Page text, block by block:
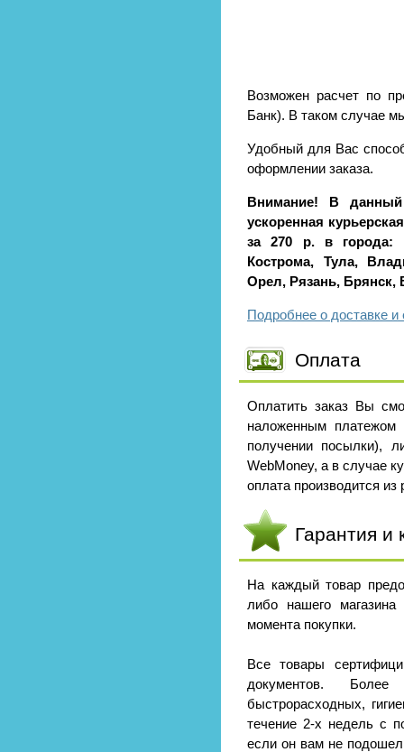
Возможен расчет по
Банк). В таком случае
Удобный для Вас
оформлении заказа.
Внимание! В данный
ускоренная
за 270 р. в города:
Кострома, Тула,
Орел, Рязань, Брянск,
Подробнее о доставке и
Оплата
Оплатить заказ Вы
наложенным платежом
получении посылки),
WebMoney, а в случае
оплата производится из
Гарантия и
На каждый товар
либо нашего
момента покупки.
Все товары
документов.
быстрорасходных,
течение 2-х недель с
если он вам не